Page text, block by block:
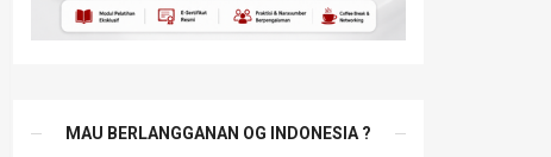
MAU BERLANGGANAN OG INDONESIA ?